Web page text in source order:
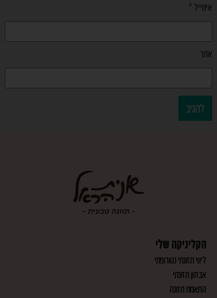
אימייל *
אתר
הקליניקה שלי
ליווי תזונתי נטורופתי
אבחון תזונתי
התאמת תזונה